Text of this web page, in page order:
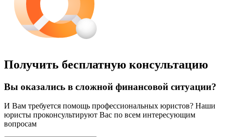
Получить бесплатную консультацию
Вы оказались в сложной финансовой ситуации?
И Вам требуется помощь профессиональных юристов? Наши
юристы проконсультируют Вас по всем интересующим
вопросам